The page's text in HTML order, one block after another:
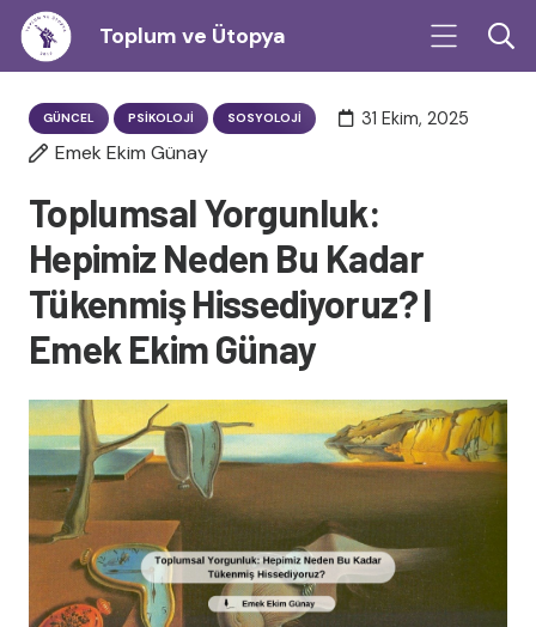
Toplum ve Ütopya
GÜNCEL PSIKOLOJI SOSYOLOJI 31 Ekim, 2025
Emek Ekim Günay
Toplumsal Yorgunluk:
Hepimiz Neden Bu Kadar
Tükenmiş Hissediyoruz? |
Emek Ekim Günay